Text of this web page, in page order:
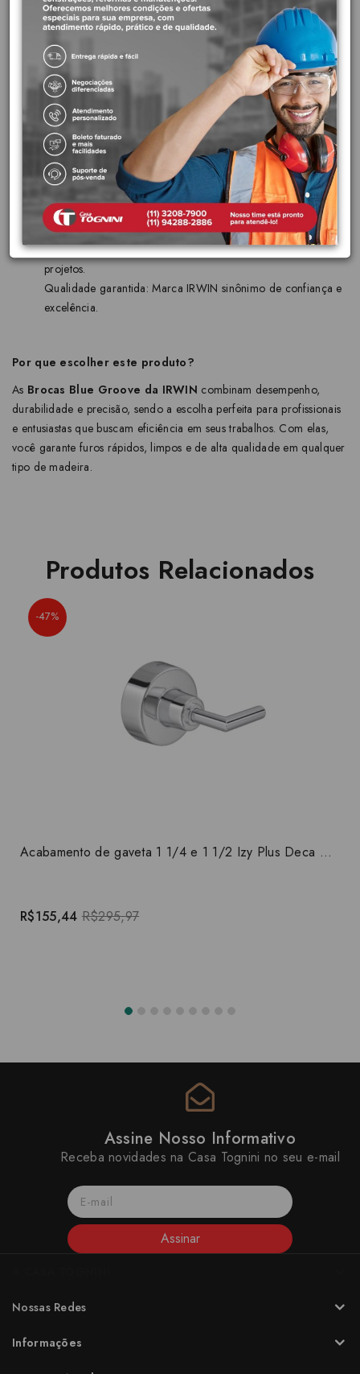
Design exclusivo: Ranhuras que removem cavacos com
eficiência.
Aplicações: Madeira macia, madeira dura, marcenaria,
carpintaria e projetos DIY.
Marca:IRWIN
(qualidade reconhecida internacionalmente).
Durabilidade: Materiais de alta qualidade para longa vida útil.
Benefícios:
Eficiência: Ranhuras que removem cavacos rapidamente,
garantindo furos limpos.
Precisão: Design que evita desvios e garante furos alinhados.
Versatilidade: Ideal para madeira macia, dura e diversos
projetos.
Qualidade garantida: Marca IRWIN sinônimo de confiança e
excelência.
Por que escolher este produto?
As Brocas Blue Groove da IRWIN combinam desempenho,
durabilidade e precisão, sendo a escolha perfeita para profissionais
e entusiastas que buscam eficiência em seus trabalhos. Com elas,
você garante furos rápidos, limpos e de alta qualidade em qualquer
tipo de madeira.
Produtos Relacionados
-47%
Acabamento de gaveta 1 1/4 e 1 1/2 Izy Plus Deca 4900.C24.GD
R$155,44 R$295,97
Assine Nosso Informativo
Receba novidades na Casa Tognini no seu e-mail
Assinar
Nossas Redes
Informações